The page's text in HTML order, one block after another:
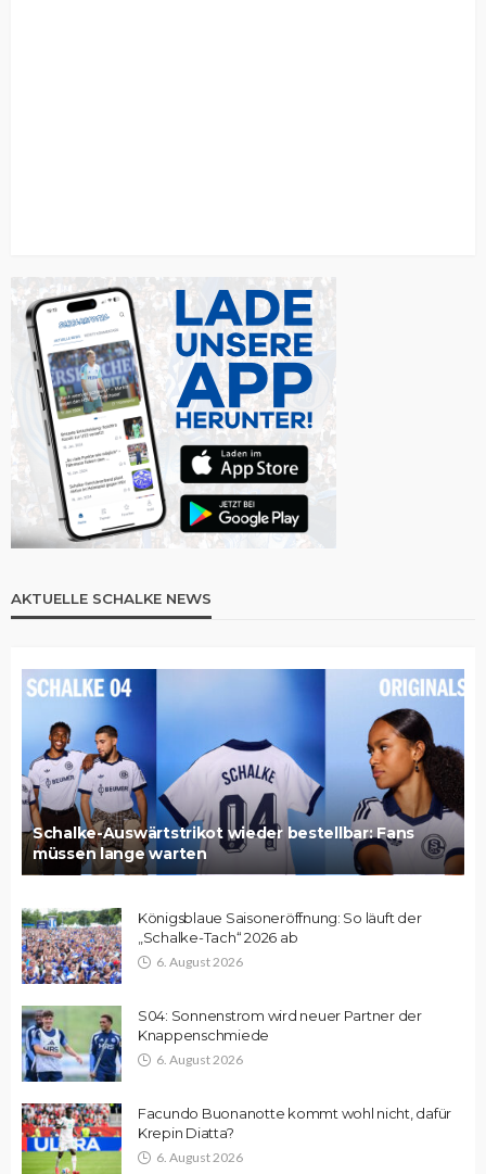
AKTUELLE SCHALKE NEWS
Schalke-Auswärtstrikot wieder bestellbar: Fans
müssen lange warten
Königsblaue Saisoneröffnung: So läuft der
„Schalke-Tach“ 2026 ab
6. August 2026
S04: Sonnenstrom wird neuer Partner der
Knappenschmiede
6. August 2026
Facundo Buonanotte kommt wohl nicht, dafür
Krepin Diatta?
6. August 2026